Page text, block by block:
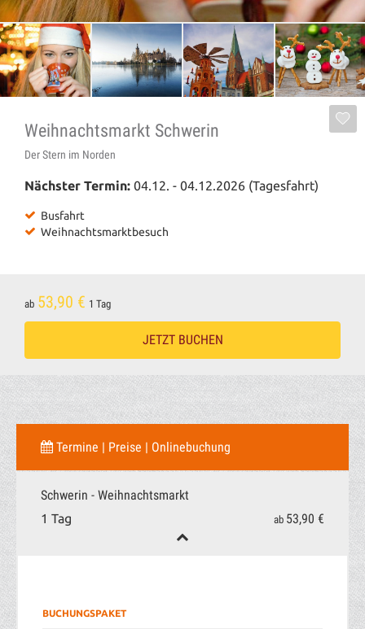
Weihnachtsmarkt Schwerin
Der Stern im Norden
Nächster Termin: 04.12. - 04.12.2026 (Tagesfahrt)
Busfahrt
Weihnachtsmarktbesuch
ab 53,90 € 1 Tag
JETZT BUCHEN
Termine | Preise | Onlinebuchung
Schwerin - Weihnachtsmarkt
1 Tag ab 53,90 €
BUCHUNGSPAKET